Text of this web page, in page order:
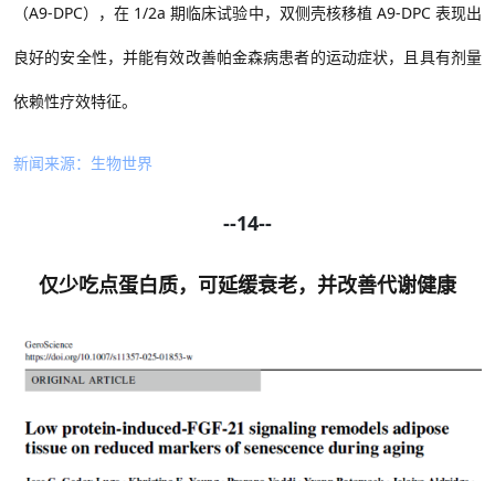
（A9-DPC），在 1/2a 期临床试验中，双侧壳核移植 A9-DPC 表现出
良好的安全性，并能有效改善帕金森病患者的运动症状，且具有剂量
依赖性疗效特征。
新闻来源：生物世界
--14--
仅少吃点蛋白质，可延缓衰老，并改善代谢健康